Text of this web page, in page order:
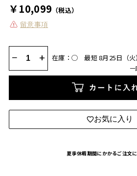
￥10,099 （税込）
留意事項
− + 在庫：◯ 最短 8月25日（
一
カート
お気に入り
夏季休暇期間にかかるご注文